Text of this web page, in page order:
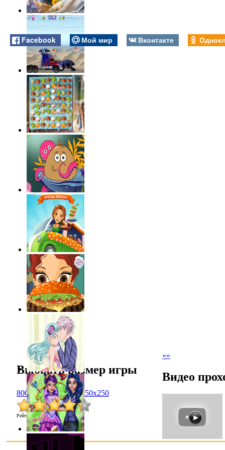
Facebook Мой мир Вконтакте
«»
Выбрать размер игры
800x600 1024x768 450x250
Рейтинг :4.3/6
Видео